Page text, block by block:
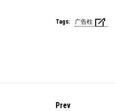
Tags: 广告柱
Prev